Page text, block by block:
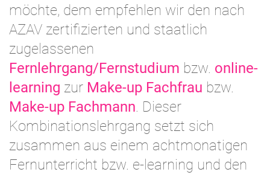
möchte, dem empfehlen wir den nach
AZAV zertifizierten und staatlich
zugelassenen
Fernlehrgang/Fernstudium bzw. online-
learning zur Make-up Fachfrau bzw.
Make-up Fachmann. Dieser
Kombinationslehrgang setzt sich
zusammen aus einem achtmonatigen
Fernunterricht bzw. e-learning und den